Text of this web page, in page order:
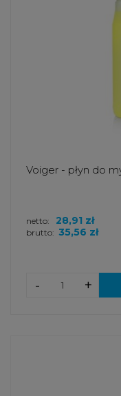
Voiger - płyn do
brutto: 35,56 zł
netto: 28,91 zł
+
-